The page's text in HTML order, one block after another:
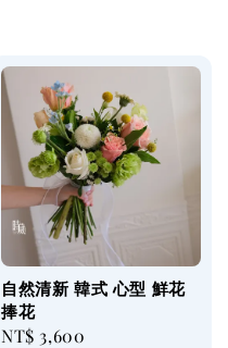
自然清新 韓式 心型 鮮花
捧花
Regular
NT$ 3,600